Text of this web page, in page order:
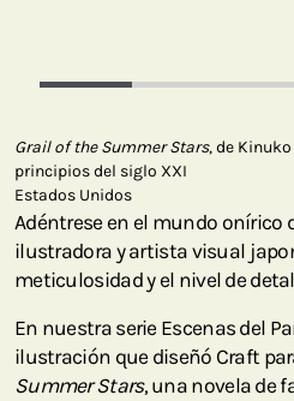
Grail of the Summer Stars, de
principios del siglo XXI
Estados Unidos
Adéntrese en el mundo onírico
ilustradora y artista visual
meticulosidad y el nivel de
En nuestra serie Escenas del
ilustración que diseñó Craft
Summer Stars, una novela de